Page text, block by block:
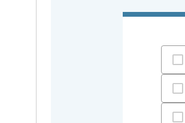
支払い
オフィス、不動産といった領域
現在は、基本的に常駐での作業